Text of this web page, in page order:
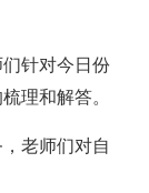
针对今日份
理和解答。
老师们对自